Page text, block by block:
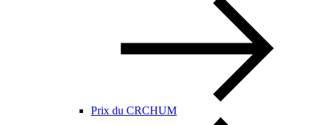
Prix du CRCHUM